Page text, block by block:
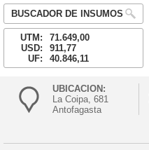
BUSCADOR DE INSUMOS
UTM:
71.649,00
USD:
911,77
UF:
40.846,11
UBICACION:
La Coipa, 681
Antofagasta